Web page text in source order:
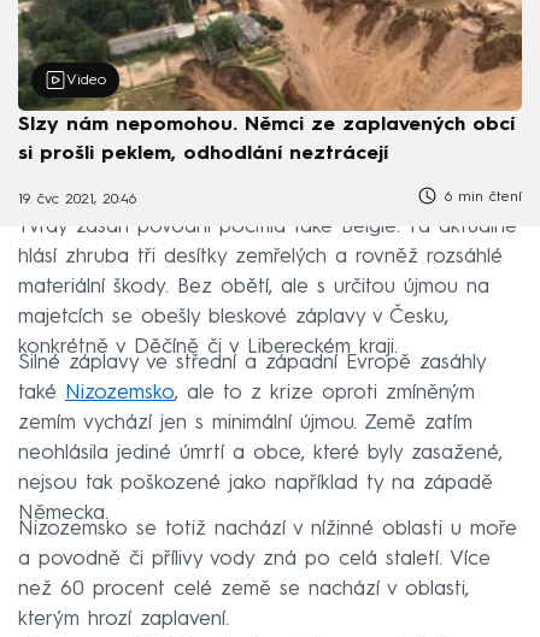
Video
Slzy nám nepomohou. Němci ze zaplavených obcí
si prošli peklem, odhodlání neztrácejí
19. čvc 2021, 20:46 6 min čtení
Tvrdý zásah povodní pocítila také Belgie. Ta aktuálně
hlásí zhruba tři desítky zemřelých a rovněž rozsáhlé
materiální škody. Bez obětí, ale s určitou újmou na
majetcích se obešly bleskové záplavy v Česku,
konkrétně v Děčíně či v Libereckém kraji.
Silné záplavy ve střední a západní Evropě zasáhly
také
Nizozemsko, ale to z krize oproti zmíněným
zemím vychází jen s minimální újmou. Země zatím
neohlásila jediné úmrtí a obce, které byly zasažené,
nejsou tak poškozené jako například ty na západě
Německa.
Nizozemsko se totiž nachází v nížinné oblasti u moře
a povodně či přílivy vody zná po celá staletí. Více
než 60 procent celé země se nachází v oblasti,
kterým hrozí zaplavení.